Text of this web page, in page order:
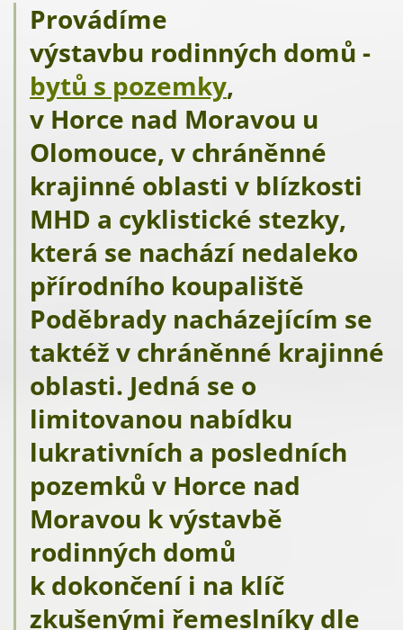
Provádíme
výstavbu rodinných domů -
bytů s pozemky,
v Horce nad Moravou u
Olomouce, v chráněnné
krajinné oblasti v blízkosti
MHD a cyklistické stezky,
která se nachází nedaleko
přírodního koupaliště
Poděbrady nacházejícím se
taktéž v chráněnné krajinné
oblasti. Jedná se o
limitovanou nabídku
lukrativních a posledních
pozemků v Horce nad
Moravou k výstavbě
rodinných domů
k dokončení i na klíč
zkušenými řemeslníky dle